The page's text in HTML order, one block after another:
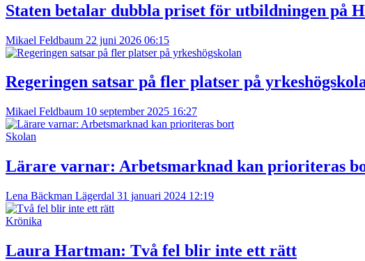
Staten betalar dubbla priset för utbildningen på
Mikael Feldbaum 22 juni 2026 06:15
Regeringen satsar på fler platser på
Mikael Feldbaum 10 september 2025 16:27
Skolan
Lärare varnar: Arbetsmarknad kan prioriteras
Lena Bäckman Lägerdal 31 januari 2024 12:19
Krönika
Laura Hartman: Två fel blir inte ett rätt